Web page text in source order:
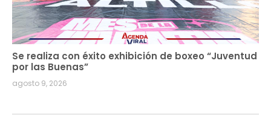
Se realiza con éxito exhibición de boxeo “Juventud
por las Buenas”
agosto 9, 2026